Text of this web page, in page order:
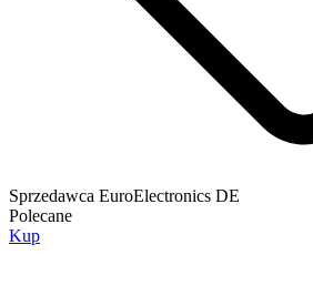
Sprzedawca EuroElectronics DE
Polecane
Kup